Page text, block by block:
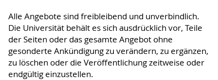
Alle Angebote sind freibleibend und unverbindlich.
Die Universität behält es sich ausdrücklich vor, Teile
der Seiten oder das gesamte Angebot ohne
gesonderte Ankündigung zu verändern, zu ergänzen,
zu löschen oder die Veröffentlichung zeitweise oder
endgültig einzustellen.